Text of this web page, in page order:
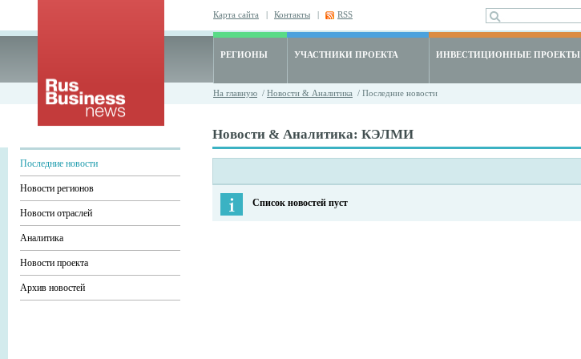
Карта сайта | Контакты | RSS
РЕГИОНЫ УЧАСТНИКИ ПРОЕКТА ИНВЕСТИЦИОННЫЕ ПРОЕКТЫ
На главную / Новости & Аналитика / Последние новости
Последние новости
Новости регионов
Новости отраслей
Аналитика
Новости проекта
Архив новостей
Новости & Аналитика: КЭЛМИ
Список новостей пуст